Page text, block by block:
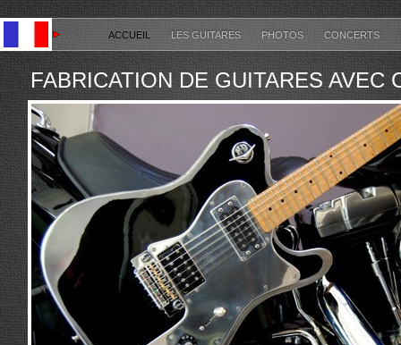
ACCUEIL LES GUITARES PHOTOS CONCERTS
FABRICATION DE GUITARES AVEC